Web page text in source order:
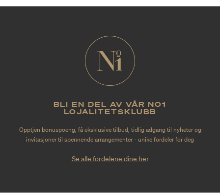
BLI EN DEL AV VÅR NO1
LOJALITETSKLUBB
Opptjen bonuspoeng, få eksklusive tilbud, tidlig adgang til nyheter og
invitasjoner til spennende arrangementer - unike fordeler for deg
Se alle fordelene dine her